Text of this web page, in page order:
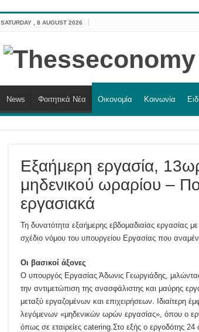
SATURDAY , 8 AUGUST 2026
News Φοιτητικά Νέα Οικονομία Κοινωνία
Εξαήμερη εργασία,
μηδενικού ωραρίου –
εργασιακά
Τη δυνατότητα εξαήμερης εβδομαδιαίας εργασίας
σχέδιο νόμου του υπουργείου Εργασίας που
Οι βασικοί άξονες
Ο υπουργός Εργασίας Άδωνις Γεωργιάδης,
την αντιμετώπιση της ανασφάλιστης και μαύρης
μεταξύ εργαζομένων και επιχειρήσεων.
λεγόμενων «μηδενικών ωρών εργασίας», όπου ο
όπως σε εταιρείες catering.Στο εξής ο εργοδότης